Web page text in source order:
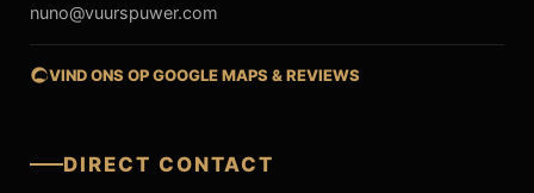
nuno@vuurspuwer.com
VIND ONS OP GOOGLE MAPS & REVIEWS
DIRECT CONTACT